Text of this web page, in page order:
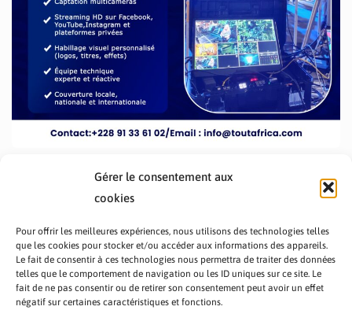
Gérer le consentement aux
cookies
Pour offrir les meilleures expériences, nous utilisons des technologies telles
que les cookies pour stocker et/ou accéder aux informations des appareils.
Le fait de consentir à ces technologies nous permettra de traiter des données
telles que le comportement de navigation ou les ID uniques sur ce site. Le
fait de ne pas consentir ou de retirer son consentement peut avoir un effet
négatif sur certaines caractéristiques et fonctions.
PRÉSENTATION TOUTAFRICA A PROPOS